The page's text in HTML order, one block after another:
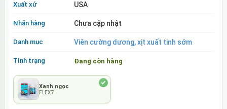
Xuất xứ USA
Nhãn hàng Chưa cập nhật
Danh mục Viên cường dương, xịt xuất tinh sớm
Tình trạng Đang còn hàng
Xanh ngọc
FLEX7